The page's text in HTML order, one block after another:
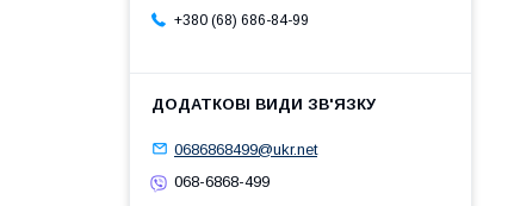
+380 (68) 686-84-99
0686868499@ukr.net
068-6868-499